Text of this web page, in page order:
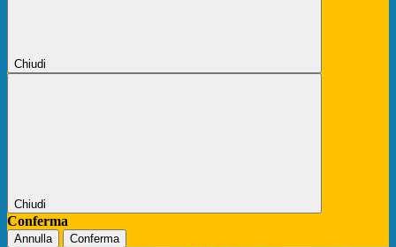
Chiudi
Chiudi
Conferma
Annulla Conferma